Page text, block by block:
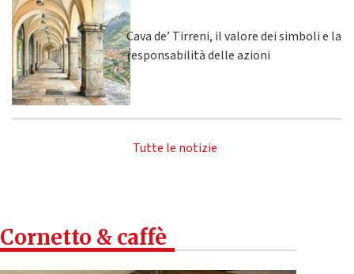
Cava de’ Tirreni, il valore dei simboli e la
responsabilità delle azioni
Tutte le notizie
Cornetto & caffè